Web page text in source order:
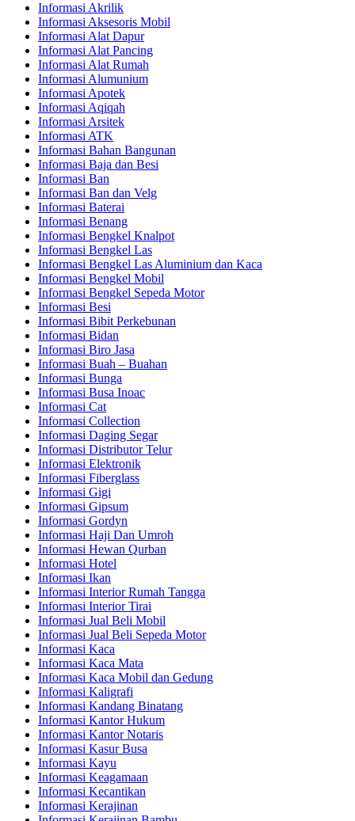
Informasi Akrilik
Informasi Aksesoris Mobil
Informasi Alat Dapur
Informasi Alat Pancing
Informasi Alat Rumah
Informasi Alumunium
Informasi Apotek
Informasi Aqiqah
Informasi Arsitek
Informasi ATK
Informasi Bahan Bangunan
Informasi Baja dan Besi
Informasi Ban
Informasi Ban dan Velg
Informasi Baterai
Informasi Benang
Informasi Bengkel Knalpot
Informasi Bengkel Las
Informasi Bengkel Las Aluminium dan Kaca
Informasi Bengkel Mobil
Informasi Bengkel Sepeda Motor
Informasi Besi
Informasi Bibit Perkebunan
Informasi Bidan
Informasi Biro Jasa
Informasi Buah – Buahan
Informasi Bunga
Informasi Busa Inoac
Informasi Cat
Informasi Collection
Informasi Daging Segar
Informasi Distributor Telur
Informasi Elektronik
Informasi Fiberglass
Informasi Gigi
Informasi Gipsum
Informasi Gordyn
Informasi Haji Dan Umroh
Informasi Hewan Qurban
Informasi Hotel
Informasi Ikan
Informasi Interior Rumah Tangga
Informasi Interior Tirai
Informasi Jual Beli Mobil
Informasi Jual Beli Sepeda Motor
Informasi Kaca
Informasi Kaca Mata
Informasi Kaca Mobil dan Gedung
Informasi Kaligrafi
Informasi Kandang Binatang
Informasi Kantor Hukum
Informasi Kantor Notaris
Informasi Kasur Busa
Informasi Kayu
Informasi Keagamaan
Informasi Kecantikan
Informasi Kerajinan